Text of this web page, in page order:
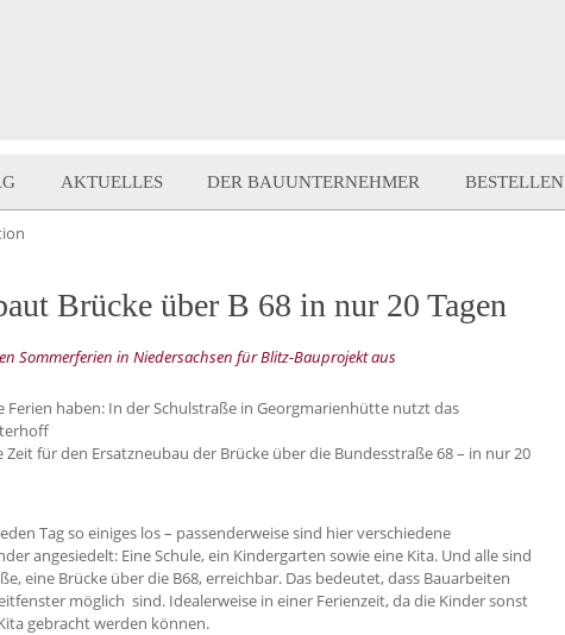
AKTUELLES DER BAUUNTERNEHMER BESTELLEN
Brücke über B 68 in nur 20 Tagen
Sommerferien in Niedersachsen für Blitz-Bauprojekt aus
Ferien haben: In der Schulstraße in Georgmarienhütte nutzt das
für den Ersatzneubau der Brücke über die Bundesstraße 68 – in nur 20
Tag so einiges los – passenderweise sind hier verschiedene
angesiedelt: Eine Schule, ein Kindergarten sowie eine Kita. Und alle sind
eine Brücke über die B68, erreichbar. Das bedeutet, dass Bauarbeiten
möglich sind. Idealerweise in einer Ferienzeit, da die Kinder sonst
gebracht werden können.